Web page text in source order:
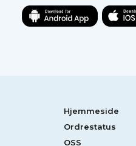
Hjemmeside
Ordrestatus
OSS